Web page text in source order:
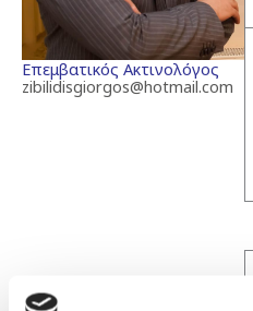
Επεμβατικός Ακτινολόγος
zibilidisgiorgos@hotmail.com